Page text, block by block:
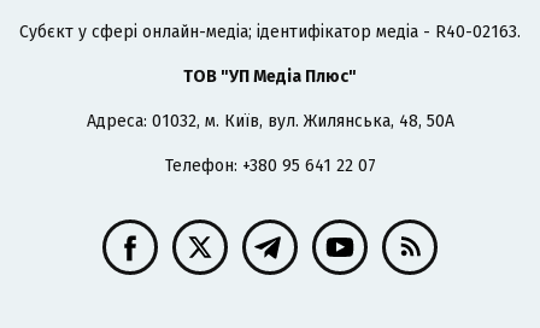
Cубєкт у сфері онлайн-медіа; ідентифікатор медіа - R40-02163.
ТОВ "УП Медіа Плюс"
Адреса: 01032, м. Київ, вул. Жилянська, 48, 50А
Телефон: +380 95 641 22 07